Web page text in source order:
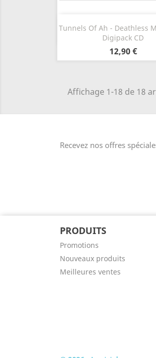
Tunnels Of Ah - Deathless
Digipack CD
12,90 €
Aperçu rapide
Affichage 1-18 de 18
Recevez nos offres
PRODUITS
Promotions
Nouveaux produits
Meilleures ventes